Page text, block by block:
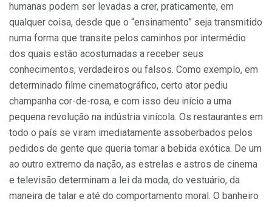
humanas podem ser levadas a crer, praticamente, em
qualquer coisa, desde que o “ensinamento” seja transmitido
numa forma que transite pelos caminhos por intermédio
dos quais estão acostumadas a receber seus
conhecimentos, verdadeiros ou falsos. Como exemplo, em
determinado filme cinematográfico, certo ator pediu
champanha cor-de-rosa, e com isso deu início a uma
pequena revolução na indústria vinícola. Os restaurantes em
todo o país se viram imediatamente assoberbados pelos
pedidos de gente que queria tomar a bebida exótica. De um
ao outro extremo da nação, as estrelas e astros de cinema
e televisão determinam a lei da moda, do vestuário, da
maneira de talar e até do comportamento moral. O banheiro